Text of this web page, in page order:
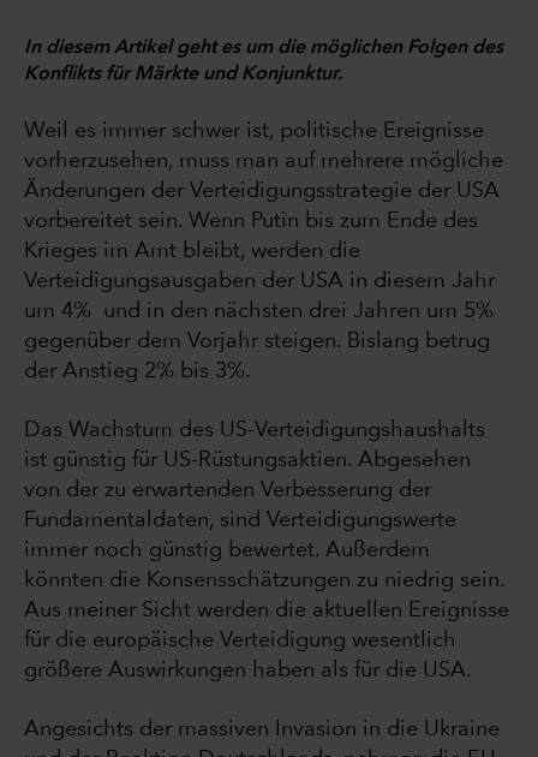
In diesem Artikel geht es um die möglichen Folgen des
Konflikts für Märkte und Konjunktur.
Weil es immer schwer ist, politische Ereignisse
vorherzusehen, muss man auf mehrere mögliche
Änderungen der Verteidigungsstrategie der USA
vorbereitet sein. Wenn Putin bis zum Ende des
Krieges im Amt bleibt, werden die
Verteidigungsausgaben der USA in diesem Jahr
um 4% und in den nächsten drei Jahren um 5%
gegenüber dem Vorjahr steigen. Bislang betrug
der Anstieg 2% bis 3%.
Das Wachstum des US-Verteidigungshaushalts
ist günstig für US-Rüstungsaktien. Abgesehen
von der zu erwartenden Verbesserung der
Fundamentaldaten, sind Verteidigungswerte
immer noch günstig bewertet. Außerdem
könnten die Konsensschätzungen zu niedrig sein.
Aus meiner Sicht werden die aktuellen Ereignisse
für die europäische Verteidigung wesentlich
größere Auswirkungen haben als für die USA.
Angesichts der massiven Invasion in die Ukraine